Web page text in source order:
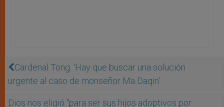
Cardenal Tong: 'Hay que buscar una solución
urgente al caso de monseñor Ma Daqin'
Dios nos eligió "para ser sus hijos adoptivos por